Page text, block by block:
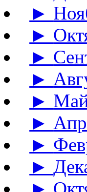
►
►
►
►
►
►
►
►